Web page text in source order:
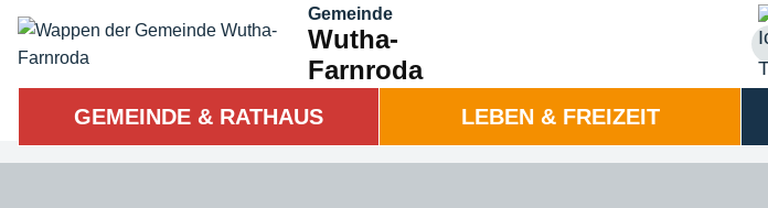
Gemeinde
Wutha-
Farnroda
GEMEINDE & RATHAUS LEBEN & FREIZEIT